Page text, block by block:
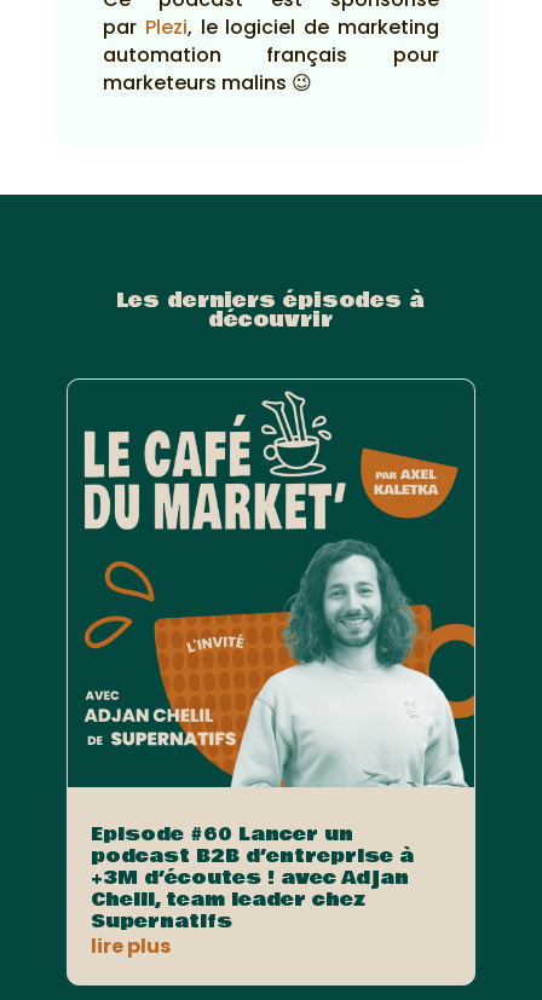
par Plezi, le logiciel de marketing
automation français pour
marketeurs malins 😉
Les derniers épisodes à
découvrir
Episode #60 Lancer un
podcast B2B d’entreprise à
+3M d’écoutes ! avec Adjan
Chelil, team leader chez
Supernatifs
lire plus